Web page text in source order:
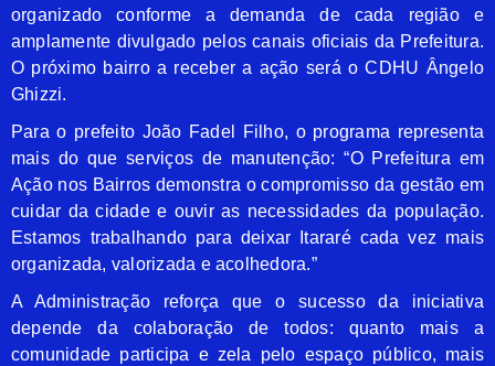
organizado conforme a demanda de cada região e
amplamente divulgado pelos canais oficiais da Prefeitura.
O próximo bairro a receber a ação será o CDHU Ângelo
Ghizzi.
Para o prefeito João Fadel Filho, o programa representa
mais do que serviços de manutenção: “O Prefeitura em
Ação nos Bairros demonstra o compromisso da gestão em
cuidar da cidade e ouvir as necessidades da população.
Estamos trabalhando para deixar Itararé cada vez mais
organizada, valorizada e acolhedora.”
A Administração reforça que o sucesso da iniciativa
depende da colaboração de todos: quanto mais a
comunidade participa e zela pelo espaço público, mais